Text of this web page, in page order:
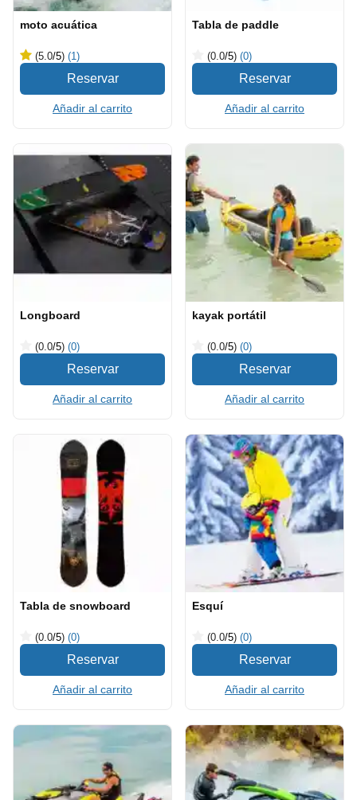
moto acuática
(5.0/5) (1)
Añadir al carrito
Tabla de paddle
(0.0/5) (0)
Añadir al carrito
Longboard
(0.0/5) (0)
Añadir al carrito
kayak portátil
(0.0/5) (0)
Añadir al carrito
Tabla de snowboard
(0.0/5) (0)
Añadir al carrito
Esquí
(0.0/5) (0)
Añadir al carrito